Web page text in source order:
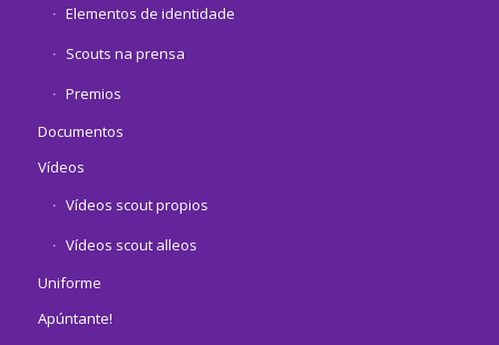
Elementos de identidade
Scouts na prensa
Premios
Documentos
Vídeos
Vídeos scout propios
Vídeos scout alleos
Uniforme
Apúntante!